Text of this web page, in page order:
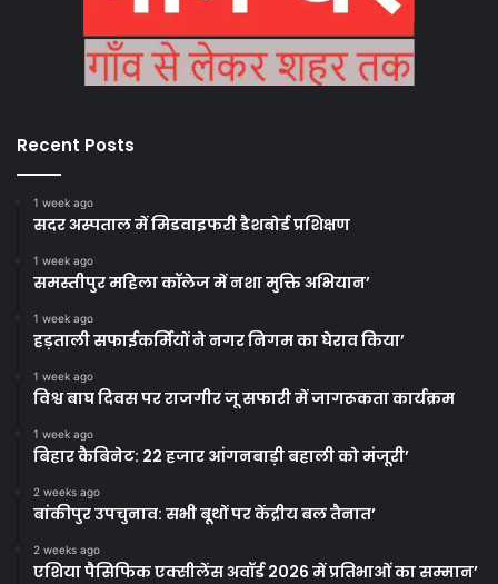
Recent Posts
1 week ago
सदर अस्पताल में मिडवाइफरी डैशबोर्ड प्रशिक्षण
1 week ago
समस्तीपुर महिला कॉलेज में नशा मुक्ति अभियान’
1 week ago
हड़ताली सफाईकर्मियों ने नगर निगम का घेराव किया’
1 week ago
विश्व बाघ दिवस पर राजगीर जू सफारी में जागरूकता कार्यक्रम
1 week ago
बिहार कैबिनेट: 22 हजार आंगनबाड़ी बहाली को मंजूरी’
2 weeks ago
बांकीपुर उपचुनाव: सभी बूथों पर केंद्रीय बल तैनात’
2 weeks ago
एशिया पैसिफिक एक्सीलेंस अवॉर्ड 2026 में प्रतिभाओं का सम्मान’